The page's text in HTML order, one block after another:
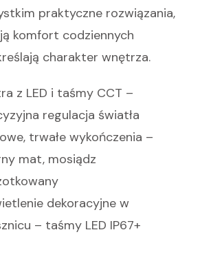
praktyczne rozwiązania,
komfort codziennych
charakter wnętrza.
z LED i taśmy CCT –
regulacja światła
trwałe wykończenia –
mat, mosiądz
dekoracyjne w
– taśmy LED IP67+